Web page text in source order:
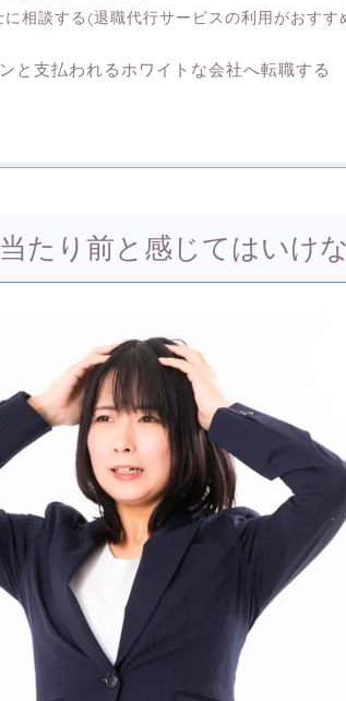
に相談する(退職代行サービスの利用がおすす
と支払われるホワイトな会社へ転職する
たり前と感じてはいけ